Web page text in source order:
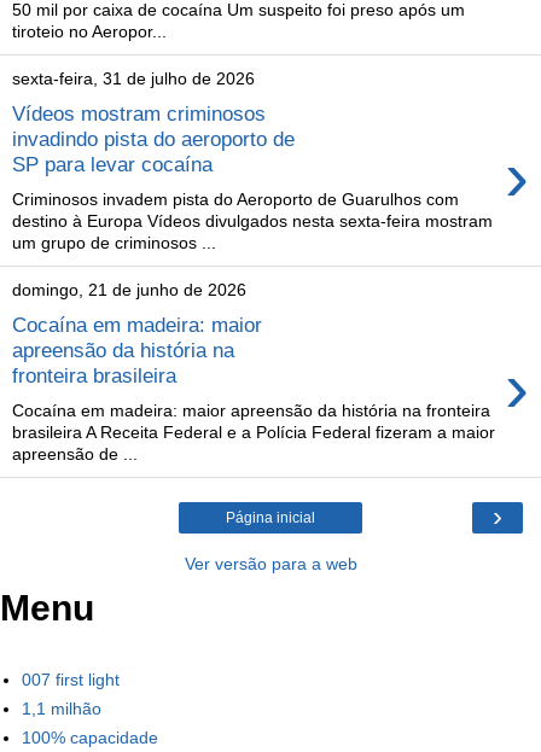
50 mil por caixa de cocaína Um suspeito foi preso após um
tiroteio no Aeropor...
sexta-feira, 31 de julho de 2026
Vídeos mostram criminosos
invadindo pista do aeroporto de
SP para levar cocaína
›
Criminosos invadem pista do Aeroporto de Guarulhos com
destino à Europa Vídeos divulgados nesta sexta-feira mostram
um grupo de criminosos ...
domingo, 21 de junho de 2026
Cocaína em madeira: maior
apreensão da história na
fronteira brasileira
›
Cocaína em madeira: maior apreensão da história na fronteira
brasileira A Receita Federal e a Polícia Federal fizeram a maior
apreensão de ...
›
Página inicial
Ver versão para a web
Menu
007 first light
1,1 milhão
100% capacidade